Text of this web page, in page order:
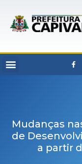
Mudanças
de
a partir